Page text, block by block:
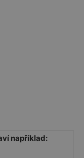
například: